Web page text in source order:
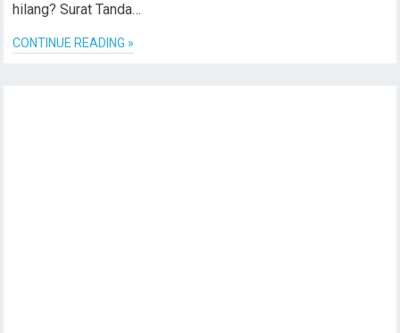
hilang? Surat Tanda…
CONTINUE READING »